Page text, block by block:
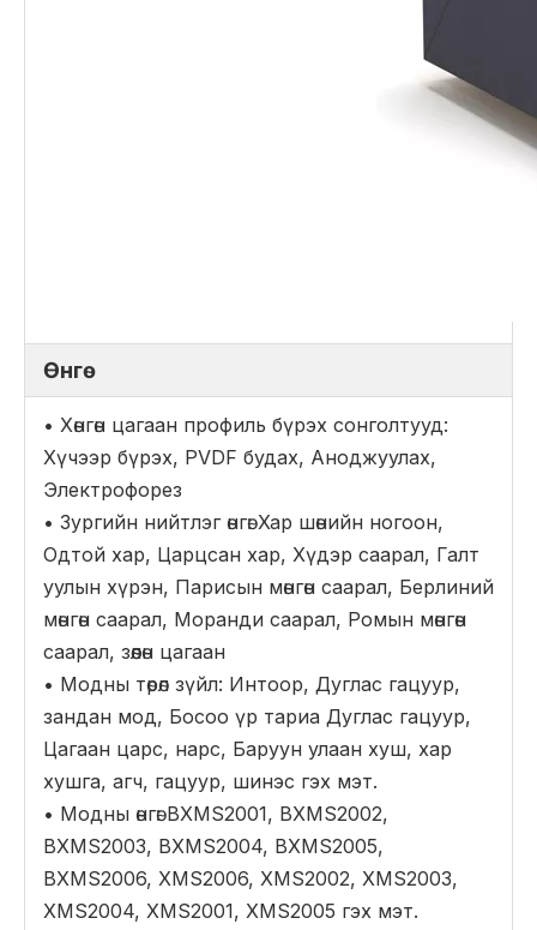
Өнгө
• Хөнгөн цагаан профиль бүрэх сонголтууд:
Хүчээр бүрэх, PVDF будах, Аноджуулах,
Электрофорез
• Зургийн нийтлэг өнгө: Хар шөнийн ногоон,
Одтой хар, Царцсан хар, Хүдэр саарал, Галт
уулын хүрэн, Парисын мөнгөн саарал, Берлиний
мөнгөн саарал, Моранди саарал, Ромын мөнгөн
саарал, зөөлөн цагаан
• Модны төрөл зүйл: Интоор, Дуглас гацуур,
зандан мод, Босоо үр тариа Дуглас гацуур,
Цагаан царс, нарс, Баруун улаан хуш, хар
хушга, агч, гацуур, шинэс гэх мэт.
• Модны өнгө: BXMS2001, BXMS2002,
BXMS2003, BXMS2004, BXMS2005,
BXMS2006, XMS2006, XMS2002, XMS2003,
XMS2004, XMS2001, XMS2005 гэх мэт.